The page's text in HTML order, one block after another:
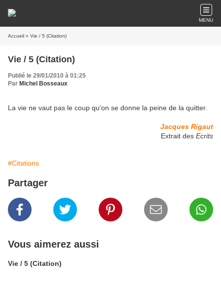
MENU
Accueil » Vie / 5 (Citation)
Vie / 5 (Citation)
Publié le 29/01/2010 à 01:25
Par Michel Bosseaux
La vie ne vaut pas le coup qu'on se donne la peine de la quitter.
Jacques Rigaut
Extrait des Ecrits
#Citations
Partager
Vous aimerez aussi
Vie / 5 (Citation)